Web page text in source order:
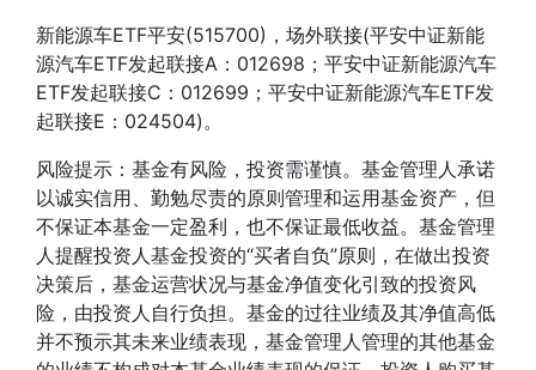
新能源车ETF平安(515700)，场外联接(平安中证新能
源汽车ETF发起联接A：012698；平安中证新能源汽车
ETF发起联接C：012699；平安中证新能源汽车ETF发
起联接E：024504)。
风险提示：基金有风险，投资需谨慎。基金管理人承诺
以诚实信用、勤勉尽责的原则管理和运用基金资产，但
不保证本基金一定盈利，也不保证最低收益。基金管理
人提醒投资人基金投资的“买者自负”原则，在做出投资
决策后，基金运营状况与基金净值变化引致的投资风
险，由投资人自行负担。基金的过往业绩及其净值高低
并不预示其未来业绩表现，基金管理人管理的其他基金